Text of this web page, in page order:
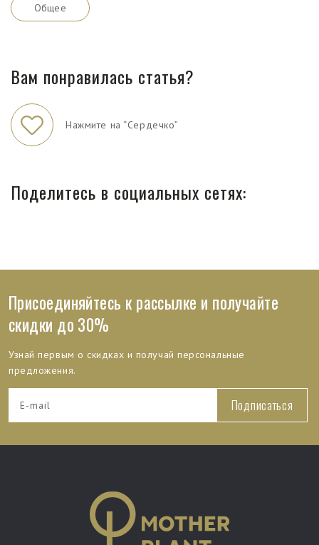
Общее
Вам понравилась статья?
Нажмите на “Сердечко”
Поделитесь в социальных сетях:
Присоединяйтесь к рассылке и получайте
скидки до 30%
Узнай первым о скидках и получай персональные
предложения.
Подписаться